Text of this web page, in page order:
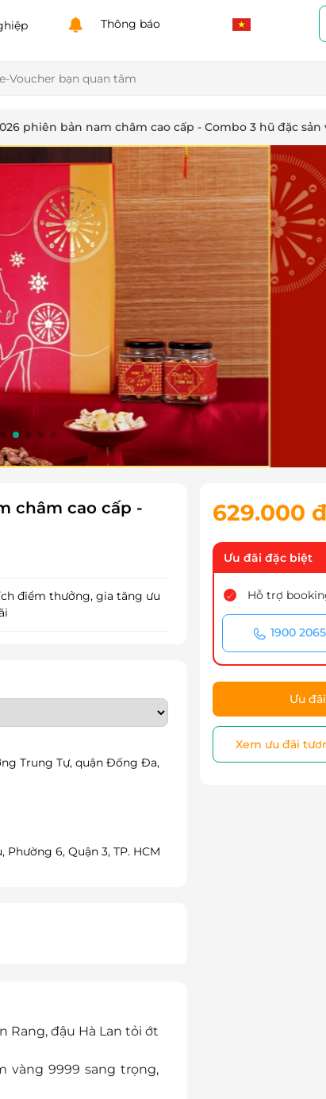
Thông báo
phiên bản nam châm cao cấp - Combo 3 hũ đặc sản
châm cao cấp -
điểm thưởng, gia tăng ưu
Trung Tự, quận Đống Đa,
6, Quận 3, TP. HCM
Rang, đậu Hà Lan tỏi ớt
9999 sang trọng,
629.000 đ
Ưu đãi đặc biệt
Hỗ trợ
1900 2065
Ưu
Xem ưu đãi